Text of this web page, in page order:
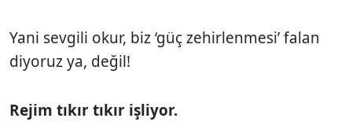
Yani sevgili okur, biz ‘güç zehirlenmesi’ falan
diyoruz ya, değil!
Rejim tıkır tıkır işliyor.